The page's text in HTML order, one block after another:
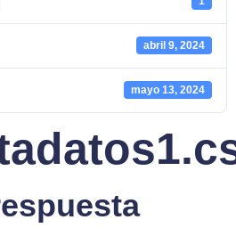
abril 9, 2024
mayo 13, 2024